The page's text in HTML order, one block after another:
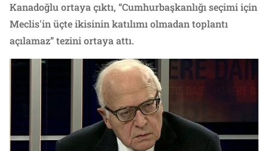
Kanadoğlu ortaya çıktı, “Cumhurbaşkanlığı seçimi için
Meclis'in üçte ikisinin katılımı olmadan toplantı
açılamaz” tezini ortaya attı.